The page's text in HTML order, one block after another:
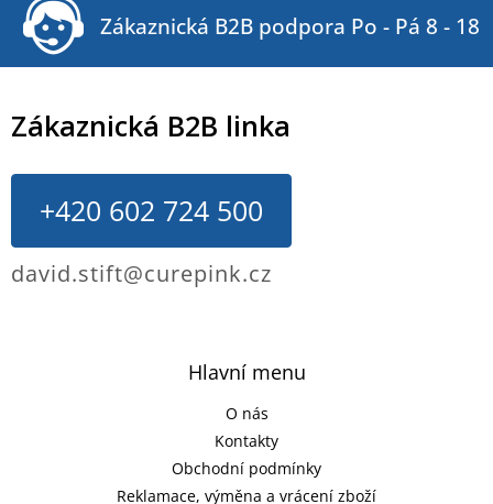
Hlavní menu
O nás
Kontakty
Obchodní podmínky
Reklamace, výměna a vrácení zboží
Zákaznická B2B linka
+420 602 724 500
david.stift@curepink.cz
Zákaznická B2B podpora Po - Pá 8 - 18